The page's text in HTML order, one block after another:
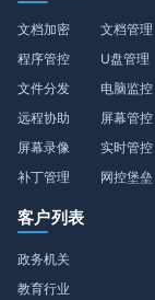
文档加密
程序管控
文件分发
远程协助
屏幕录像
补丁管理
文档管理
U盘管理
电脑监控
屏幕管控
实时管控
网控堡垒
客户列表
政务机关
教育行业